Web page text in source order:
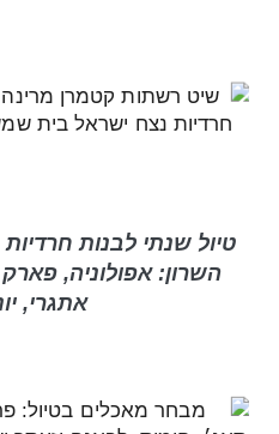
טיול שנתי לבנות
השרון: אפולוניה,
אתגרי, יוני